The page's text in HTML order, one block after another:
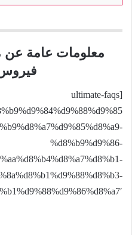
معلومات عامة عن
فيروس
[ultimate-faqs
%d8%b9%d9%86-
]